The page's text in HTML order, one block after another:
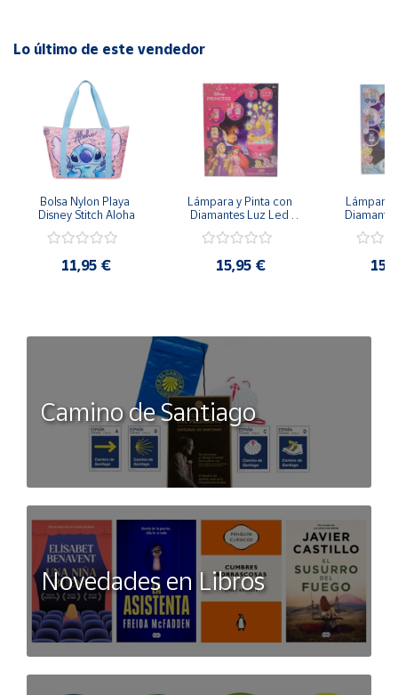
Lo último de este vendedor
Bolsa Nylon Playa
Disney Stitch Aloha
11,95 €
Lámpara y Pinta con
Diamantes Luz Led
20cm 3 Intensidades
15,95 €
Lámpara
20cm 3
Camino de Santiago
Novedades en Libros